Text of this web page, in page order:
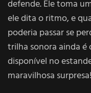
defende. Ele toma
ele dita o ritmo, e
poderia passar se
trilha sonora ainda é
disponível no
maravilhosa surpresa!